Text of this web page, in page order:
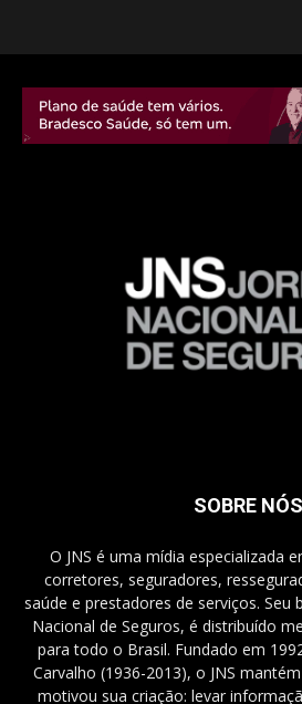
SOBRE NÓS
O JNS é uma mídia especializada
corretores, seguradores,
saúde e prestadores de serviços. Seu
Nacional de Seguros, é distribuído
para todo o Brasil. Fundado em
Carvalho (1936-2013), o JNS
motivou sua criação: levar